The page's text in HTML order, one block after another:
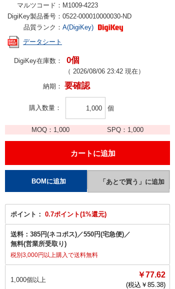
マルツコード： M1009-4223
DigiKey製品番号： 0522-000010000030-ND
品質ランク： A(DigiKey)
データシート
DigiKey在庫数： 0個
（ 2026/08/06 23:42 現在）
納期： 要確認
購入数量 個
MOQ： 1,000 SPQ： 1,000
ポイント： 0.7ポイント(1%還元)
送料： 385円(ネコポス)／550円(宅急便)／
無料(営業所受取り)
税別3,000円以上購入で送料無料
1,000個以上
￥77.62
(税込￥ 85.38)